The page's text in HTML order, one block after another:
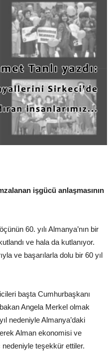
işgücü anlaşmasının
60. yılı Almanya’nın bir
ve hala da kutlanıyor.
ve başarılarla dolu bir 60 yıl
başta Cumhurbaşkanı
Angela Merkel olmak
nedeniyle Almanya’daki
Alman ekonomisi ve
nedeniyle teşekkür ettiler.